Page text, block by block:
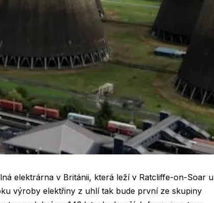
elektrárna v Británii, která leží v Ratcliffe-on-Soar u
výroby elektřiny z uhlí tak bude první ze skupiny